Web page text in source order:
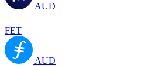
AUD
FET
AUD